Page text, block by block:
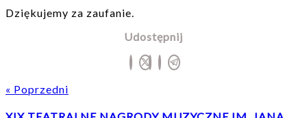
Dziękujemy za zaufanie.
Udostępnij
« Poprzedni
Poprzedni